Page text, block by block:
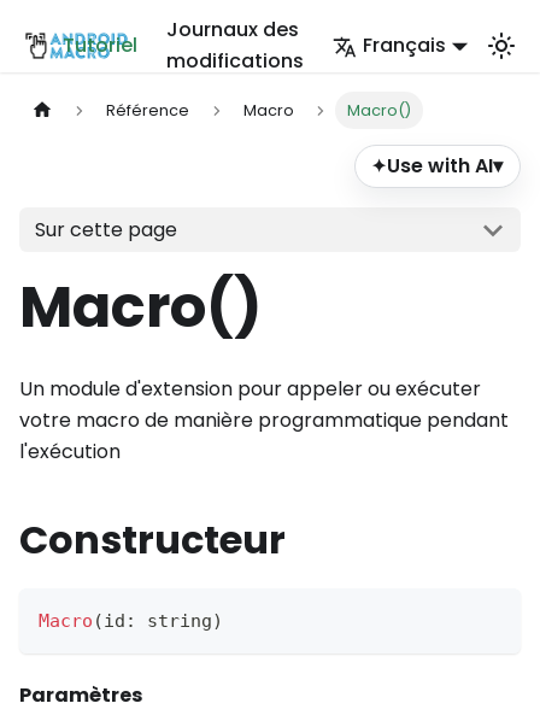
Tutoriel
Journaux des
modifications
Français
Référence Macro Macro()
✦Use with AI▾
Sur cette page
Macro()
Un module d'extension pour appeler ou exécuter
votre macro de manière programmatique pendant
l'exécution
Constructeur
Macro (id : string)
Paramètres